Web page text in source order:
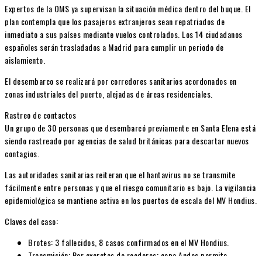
Expertos de la OMS ya supervisan la situación médica dentro del buque. El
plan contempla que los pasajeros extranjeros sean repatriados de
inmediato a sus países mediante vuelos controlados. Los 14 ciudadanos
españoles serán trasladados a Madrid para cumplir un periodo de
aislamiento.
El desembarco se realizará por corredores sanitarios acordonados en
zonas industriales del puerto, alejadas de áreas residenciales.
Rastreo de contactos
Un grupo de 30 personas que desembarcó previamente en Santa Elena está
siendo rastreado por agencias de salud británicas para descartar nuevos
contagios.
Las autoridades sanitarias reiteran que el hantavirus no se transmite
fácilmente entre personas y que el riesgo comunitario es bajo. La vigilancia
epidemiológica se mantiene activa en los puertos de escala del MV Hondius.
Claves del caso:
Brotes: 3 fallecidos, 8 casos confirmados en el MV Hondius.